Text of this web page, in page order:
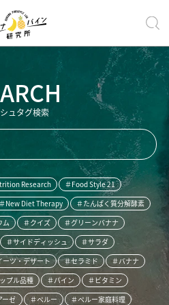
ュタグ検索
Research
＃Food Style 21
＃New Diet Therapy
＃たんぱく質分解酵素
ム ＃クイズ
＃グリーンバナナ
＃サイドディッシュ
＃サラダ
ーツ・デザート ＃セラミド
＃バナナ
プル品種 ＃パイン
＃ビタミン
ーゼ ＃ペルー
＃ペルー家庭料理